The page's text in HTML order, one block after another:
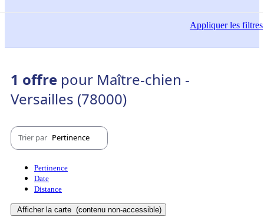
Appliquerles filtres
1 offre pour Maître-chien -
Versailles (78000)
Trier par Pertinence
Pertinence
Date
Distance
Afficher la carte (contenu non-accessible)